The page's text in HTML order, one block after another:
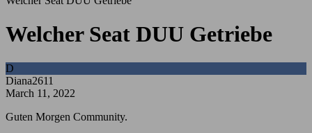
Welcher Seat DUU Getriebe
D
Diana2611
March 11, 2022
Guten Morgen Community.